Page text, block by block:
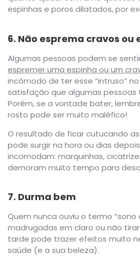
espinhas e poros dilatados, por
6. Não esprema cravos ou
Algumas pessoas podem se
espremer uma espinha ou um
incômodo de ter esse “intruso”
satisfação que algumas
Porém, se a vontade bater,
rosto pode ser muito maléfico!
O resultado de ficar cutucando
pode surgir na hora ou dias
incomodam: marquinhas,
demoram muito tempo para
7. Durma bem
Quem nunca ouviu o termo “sono
madrugadas em claro ou não
tarde pode trazer efeitos muito
saúde (e a sua beleza).